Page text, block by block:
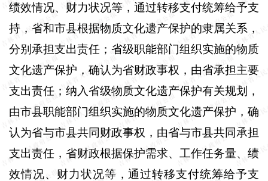
绩效情况、财力状况等，通过转移支付统筹给予支
持，省和市县根据物质文化遗产保护的隶属关系，
分别承担支出责任；省级职能部门组织实施的物质
文化遗产保护，确认为省财政事权，由省承担主要
支出责任；纳入省级物质文化遗产保护有关规划，
由市县职能部门组织实施的物质文化遗产保护，确
认为省与市县共同财政事权，由省与市县共同承担
支出责任，省财政根据保护需求、工作任务量、绩
效情况、财力状况等，通过转移支付统筹给予支